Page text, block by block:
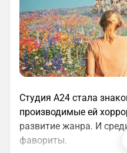
Студия A24 стала
производимые ей
развитие жанра. И
фавориты.